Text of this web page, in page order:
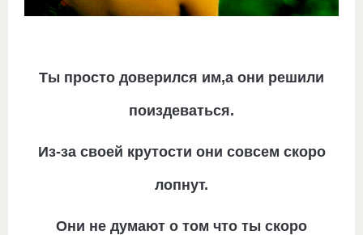
Ты просто доверился им,а они решили
поиздеваться.
Из-за своей крутости они совсем скоро
лопнут.
Они не думают о том что ты скоро